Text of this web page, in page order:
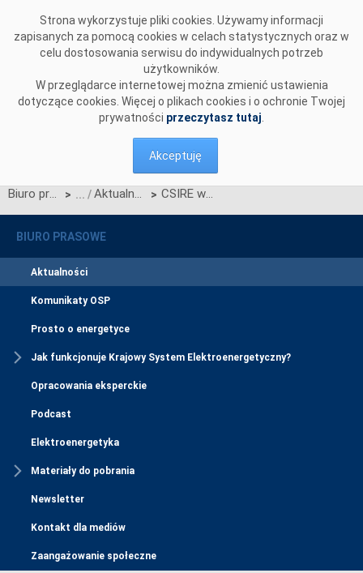
Strona wykorzystuje pliki cookies. Używamy informacji
zapisanych za pomocą cookies w celach statystycznych oraz w
celu dostosowania serwisu do indywidualnych potrzeb
użytkowników.
W przeglądarce internetowej można zmienić ustawienia
dotyczące cookies. Więcej o plikach cookies i o ochronie Twojej
prywatności przeczytasz tutaj
Akceptuję
Biuro prasowe > Aktualności > CSIRE w pigułce - warsztaty dla uczestników rynku
BIURO PRASOWE
Aktualności
Komunikaty OSP
Prosto o energetyce
Jak funkcjonuje Krajowy System Elektroenergetyczny?
Opracowania eksperckie
Podcast
Elektroenergetyka
Materiały do pobrania
Newsletter
Kontakt dla mediów
Zaangażowanie społeczne